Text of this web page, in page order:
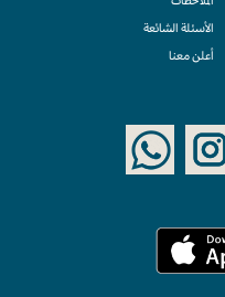
الأسئلة الشائعة
أعلن معنا